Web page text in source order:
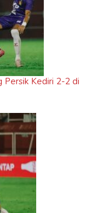
Persik Kediri 2-2 di